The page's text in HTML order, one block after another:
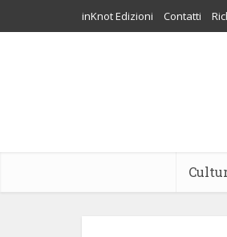
inKnot Edizioni Contatti